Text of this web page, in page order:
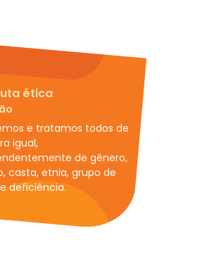
ética
e tratamos todos de
igual,
de gênero,
casta, etnia, grupo de
deficiência.